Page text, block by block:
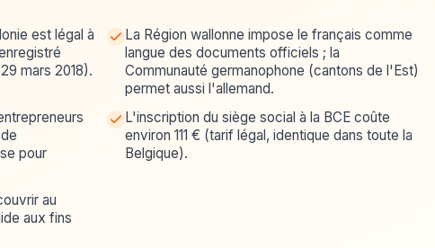
est légal à
mars 2018).
La Région wallonne impose le français comme
langue des documents officiels ; la
Communauté germanophone (cantons de l'Est)
permet aussi l'allemand.
pour
L'inscription du siège social à la BCE coûte
environ 111 € (tarif légal, identique dans toute la
Belgique).
au
aux fins